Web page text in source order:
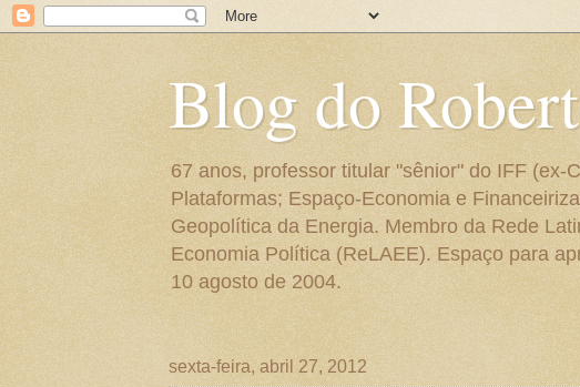
Blog do
67 anos, professor titular "sênior" do IFF
Plataformas; Espaço-Economia e
Geopolítica da Energia. Membro da Rede
Economia Política (ReLAEE). Espaço para
10 agosto de 2004.
sexta-feira, abril 27, 2012